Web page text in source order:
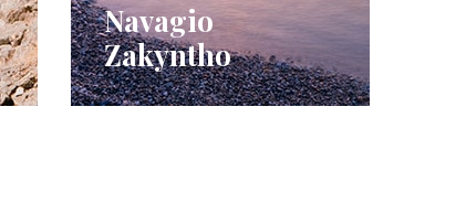
Navagio
Zakyntho